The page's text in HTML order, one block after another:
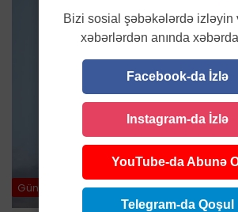
Gündəm
Bizi sosial şəbəkələrdə izləyin
xəbərlərdən anında
Facebook-da İzlə
Instagram-da İzlə
YouTube-da Abunə
Telegram-da Qoşul